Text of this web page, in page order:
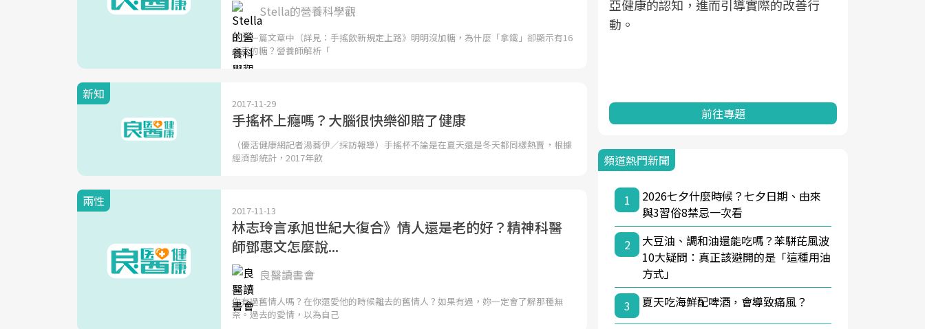
Stella的營養科學觀
在上一篇文章中（詳見：手搖飲新規定上路》明明沒加糖，為什麼「拿鐵」卻顯示有16
公克的糖？營養師解析「
新知
2017-11-29
手搖杯上癮嗎？大腦很快樂卻賠了健康
（優活健康網記者湯蕎伊／採訪報導）手搖杯不論是在夏天還是冬天都同樣熱賣，根據
經濟部統計，2017年飲
兩性
2017-11-13
林志玲言承旭世紀大復合》情人還是老的好？精神科醫
師鄧惠文怎麼說...
良醫讀書會
你有過舊情人嗎？在你還愛他的時候離去的舊情人？如果有過，妳一定會了解那種無
奈。過去的愛情，以為自己
心議題。然而，健檢不只是醫療院所的服
前往專題
前往專題
亞健康的認知，進而引導實際的改善行
動。
前往專題
頻道熱門新聞
1
2026七夕什麼時候？七夕日期、由來
與3習俗8禁忌一次看
2
大豆油、調和油還能吃嗎？苯駢芘風波
10大疑問：真正該避開的是「這種用油
方式」
3
夏天吃海鮮配啤酒，會導致痛風？